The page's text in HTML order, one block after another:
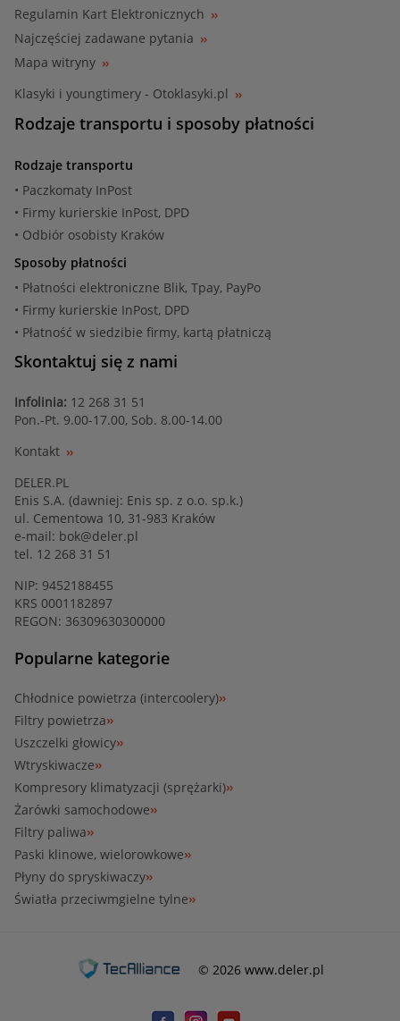
Regulamin Kart Elektronicznych
Najczęściej zadawane pytania
Mapa witryny
Klasyki i youngtimery - Otoklasyki.pl
Rodzaje transportu i sposoby płatności
Rodzaje transportu
• Paczkomaty InPost
• Firmy kurierskie InPost, DPD
• Odbiór osobisty Kraków
Sposoby płatności
• Płatności elektroniczne Blik, Tpay, PayPo
• Firmy kurierskie InPost, DPD
• Płatność w siedzibie firmy, kartą płatniczą
Skontaktuj się z nami
Infolinia: 12 268 31 51
Pon.-Pt. 9.00-17.00, Sob. 8.00-14.00
Kontakt
DELER.PL
Enis S.A. (dawniej: Enis sp. z o.o. sp.k.)
ul. Cementowa 10, 31-983 Kraków
e-mail: bok@deler.pl
tel. 12 268 31 51
NIP: 9452188455
KRS 0001182897
REGON: 36309630300000
Popularne kategorie
Chłodnice powietrza (intercoolery)
Filtry powietrza
Uszczelki głowicy
Wtryskiwacze
Kompresory klimatyzacji (sprężarki)
Żarówki samochodowe
Filtry paliwa
Paski klinowe, wielorowkowe
Płyny do spryskiwaczy
Światła przeciwmgielne tylne
© 2026 www.deler.pl